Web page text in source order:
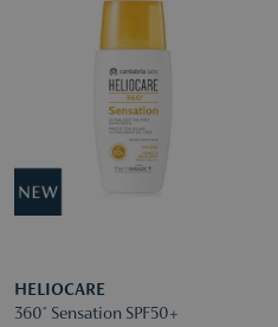
HELIOCARE
360° Sensation SPF50+